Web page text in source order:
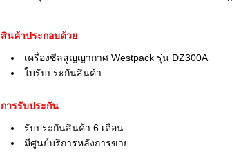
สินค้าประกอบด้วย
เครื่องซีลสูญญากาศ Westpack รุ่น DZ300A
ใบรับประกันสินค้า
การรับประกัน
รับประกันสินค้า 6 เดือน
มีศูนย์บริการหลังการขาย